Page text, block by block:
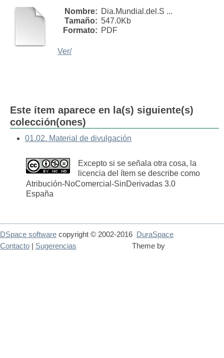
Nombre: Dia.Mundial.del.S ...
Tamaño: 547.0Kb
Formato: PDF
Ver/
Este ítem aparece en la(s) siguiente(s)
colección(ones)
01.02. Material de divulgación
Excepto si se señala otra cosa, la
licencia del ítem se describe como
Atribución-NoComercial-SinDerivadas 3.0
España
DSpace software copyright © 2002-2016
DuraSpace
Theme by
Contacto Sugerencias